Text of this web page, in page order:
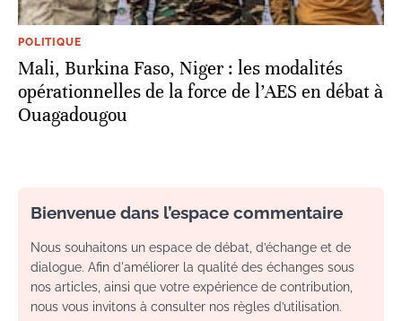
POLITIQUE
Mali, Burkina Faso, Niger : les modalités
opérationnelles de la force de l’AES en débat à
Ouagadougou
Bienvenue dans l’espace commentaire
Nous souhaitons un espace de débat, d’échange et de
dialogue. Afin d'améliorer la qualité des échanges sous
nos articles, ainsi que votre expérience de contribution,
nous vous invitons à consulter nos règles d’utilisation.